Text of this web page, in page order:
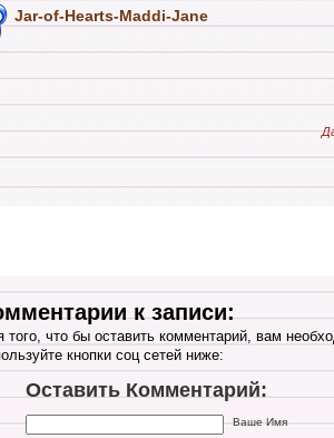
Jar-of-Hearts-Maddi-Jane
к записи:
того, что бы оставить комментарий, вам
кнопки соц сетей ниже:
Оставить Комментарий:
Ваше Имя